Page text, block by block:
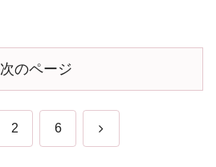
次のページ
2 6 次